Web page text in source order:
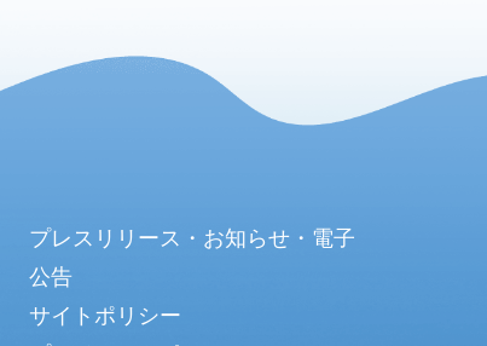
プレスリリース・お知らせ・電子
公告
サイトポリシー